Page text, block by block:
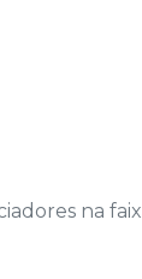
na